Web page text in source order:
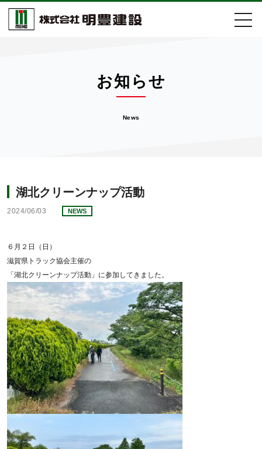
事業紹介
お知らせ
お問い合わせ
SHARE
お知らせ
News
湖北クリーンナップ活動
2024/06/03 NEWS
６月２日（日）
滋賀県トラック協会主催の
「湖北クリーンナップ活動」に参加してきました。